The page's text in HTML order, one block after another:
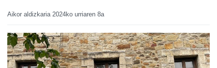
Aikor aldizkaria 2024ko urriaren 8a